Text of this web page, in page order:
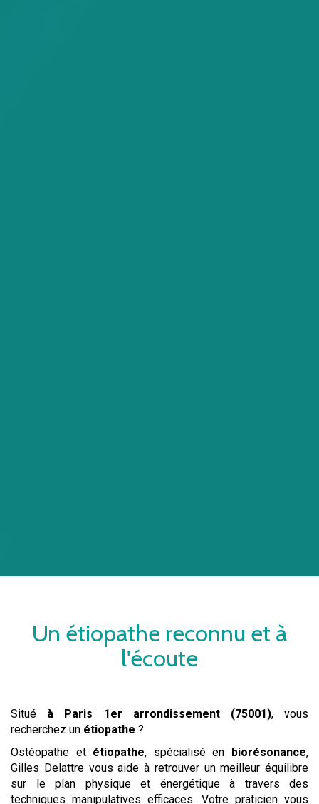
Un étiopathe reconnu et à
l'écoute
Situé à Paris 1er arrondissement (75001), vous
recherchez un étiopathe ?
Ostéopathe et étiopathe, spécialisé en biorésonance,
Gilles Delattre vous aide à retrouver un meilleur équilibre
sur le plan physique et énergétique à travers des
techniques manipulatives efficaces. Votre praticien vous